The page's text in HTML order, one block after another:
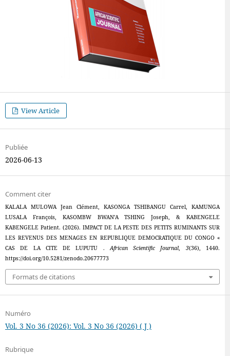
View Article
Publiée
2026-06-13
Comment citer
KALALA MULOWA Jean Clément, KASONGA TSHIBANGU Carrel, KAMUNGA
LUSALA François, KASOMBW BWAN’A TSHING Joseph, & KABENGELE
KABENGELE Patient. (2026). IMPACT DE LA PESTE DES PETITS RUMINANTS SUR
LES REVENUS DES MENAGES EN REPUBLIQUE DEMOCRATIQUE DU CONGO «
CAS DE LA CITE DE LUPUTU .African Scientific Journal, 3(36), 1440.
https://doi.org/10.5281/zenodo.20677773
Formats de citations
Numéro
Vol. 3 No 36 (2026): Vol. 3 No 36 (2026) ( J )
Rubrique